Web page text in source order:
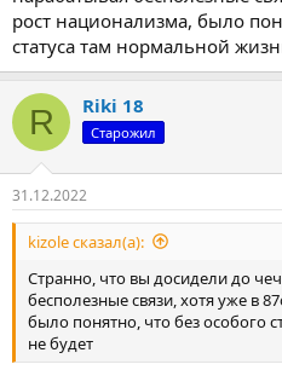
рост национализма, было
статуса там нормальной
R Riki 18
Старожил
31.12.2022
kizole сказал(а):
Странно, что вы досидели до
бесполезные связи, хотя уже в
было понятно, что без особого
не будет